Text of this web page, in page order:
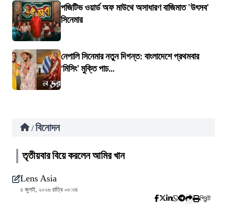
পজিটিভ ওয়ার্ড অফ মাউথে অসাধারণ বাজিমাত 'উৎসব'
সিনেমার
নেপালি সিনেমার নতুন দিগন্ত: বাংলাদেশে প্রথমবার
‘মিসিং’ মুক্তি পাচ...
/ বিনোদন
তৃতীয়বার বিয়ে করলেন আমির খান
Lens Asia
৫ জুলাই, ২০২৬ রাত্রি ০৮:৩৪
প্রিন্ট